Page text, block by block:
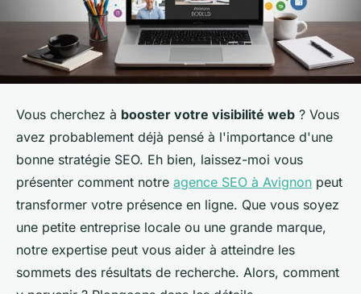
Vous cherchez à booster votre visibilité web ? Vous
avez probablement déjà pensé à l'importance d'une
bonne stratégie SEO. Eh bien, laissez-moi vous
présenter comment notre agence SEO à Avignon peut
transformer votre présence en ligne. Que vous soyez
une petite entreprise locale ou une grande marque,
notre expertise peut vous aider à atteindre les
sommets des résultats de recherche. Alors, comment